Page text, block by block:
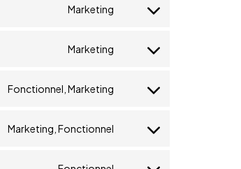
Marketing
Marketing
Fonctionnel, Marketing
Marketing, Fonctionnel